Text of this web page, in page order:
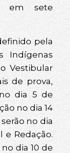
em sete
pela
Indígenas
Vestibular
de prova,
dia 5 de
no dia 14
no dia
e Redação.
dia 10 de